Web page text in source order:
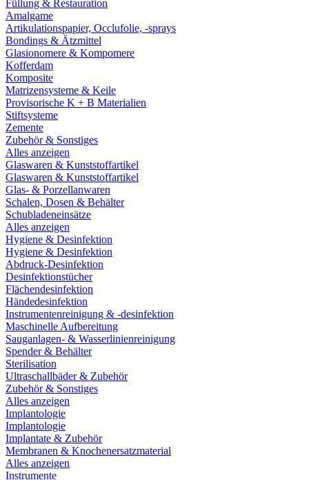
Füllung & Restauration
Amalgame
Artikulationspapier, Occlufolie, -sprays
Bondings & Ätzmittel
Glasionomere & Kompomere
Kofferdam
Komposite
Matrizensysteme & Keile
Provisorische K + B Materialien
Stiftsysteme
Zemente
Zubehör & Sonstiges
Alles anzeigen
Glaswaren & Kunststoffartikel
Glaswaren & Kunststoffartikel
Glas- & Porzellanwaren
Schalen, Dosen & Behälter
Schubladeneinsätze
Alles anzeigen
Hygiene & Desinfektion
Hygiene & Desinfektion
Abdruck-Desinfektion
Desinfektionstücher
Flächendesinfektion
Händedesinfektion
Instrumentenreinigung & -desinfektion
Maschinelle Aufbereitung
Sauganlagen- & Wasserlinienreinigung
Spender & Behälter
Sterilisation
Ultraschallbäder & Zubehör
Zubehör & Sonstiges
Alles anzeigen
Implantologie
Implantologie
Implantate & Zubehör
Membranen & Knochenersatzmaterial
Alles anzeigen
Instrumente